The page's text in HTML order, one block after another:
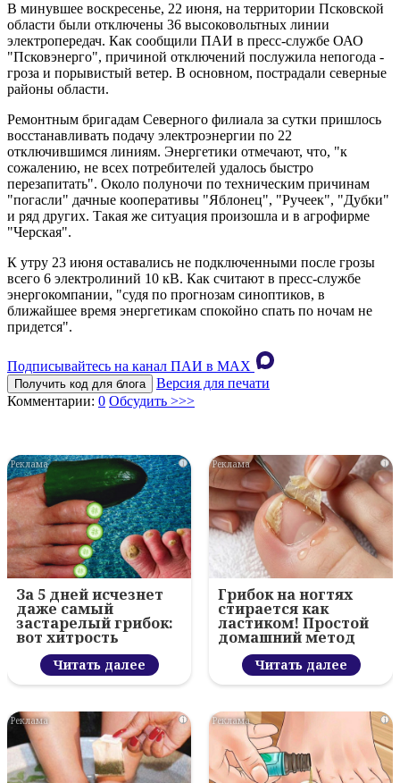
В минувшее воскресенье, 22 июня, на территории Псковской
области были отключены 36 высоковольтных линии
электропередач. Как сообщили ПАИ в пресс-службе ОАО
"Псковэнерго", причиной отключений послужила непогода -
гроза и порывистый ветер. В основном, пострадали северные
районы области.
Ремонтным бригадам Северного филиала за сутки пришлось
восстанавливать подачу электроэнергии по 22
отключившимся линиям. Энергетики отмечают, что, "к
сожалению, не всех потребителей удалось быстро
перезапитать". Около полуночи по техническим причинам
"погасли" дачные кооперативы "Яблонец", "Ручеек", "Дубки"
и ряд других. Такая же ситуация произошла и в агрофирме
"Черская".
К утру 23 июня оставались не подключенными после грозы
всего 6 электролиний 10 кВ. Как считают в пресс-службе
энергокомпании, "судя по прогнозам синоптиков, в
ближайшее время энергетикам спокойно спать по ночам не
придется".
Подписывайтесь на канал ПАИ в MAХ
Получить код для блога
Версия для печати
Комментарии: 0 Обсудить >>>
i
За 5 дней исчезнет
даже самый
застарелый грибок:
вот хитрость
Читать далее
i
Грибок на ногтях
стирается как
ластиком! Простой
домашний метод
Читать далее
i i